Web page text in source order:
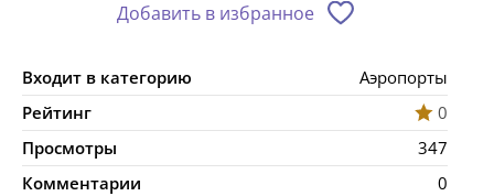
Добавить в избранное
Входит в категорию
Аэропорты
Рейтинг
0
Просмотры
347
Комментарии
0